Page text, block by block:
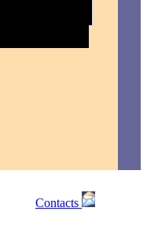
Contacts